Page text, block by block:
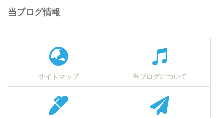
当ブログ情報
サイトマップ 当ブログについて